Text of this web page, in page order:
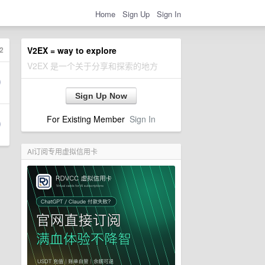
Home Sign Up Sign In
V2EX = way to explore
V2EX 是一个关于分享和探索的地方
Sign Up Now
For Existing Member Sign In
AI订阅专用虚拟信用卡
2